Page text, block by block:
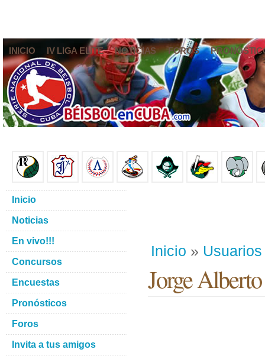
INICIO IV LIGA ELITE NOTICIAS FOROS
Inicio » Usuarios
Jorge
Inicio
Noticias
En vivo!!!
Concursos
Encuestas
Pronósticos
Foros
Invita a tus amigos